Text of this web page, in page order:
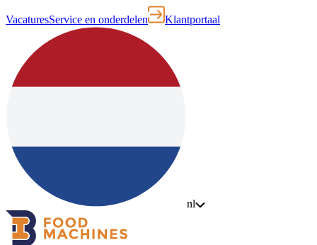
VacaturesService en onderdelen Klantportaal
nl